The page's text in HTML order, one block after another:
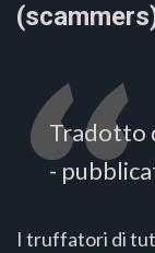
Tradotto
-
I truffatori di